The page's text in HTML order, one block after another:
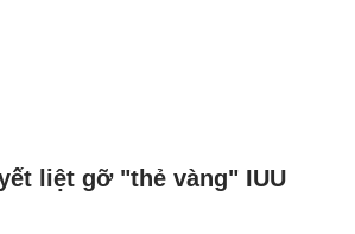
liệt gỡ "thẻ vàng" IUU